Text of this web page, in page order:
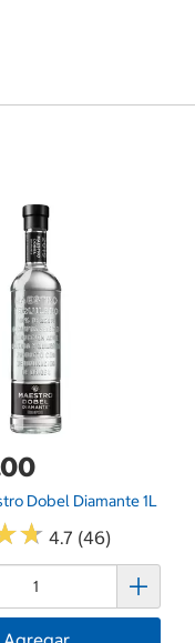
Dobel Diamante 1L
★
★ 4.7 (46)